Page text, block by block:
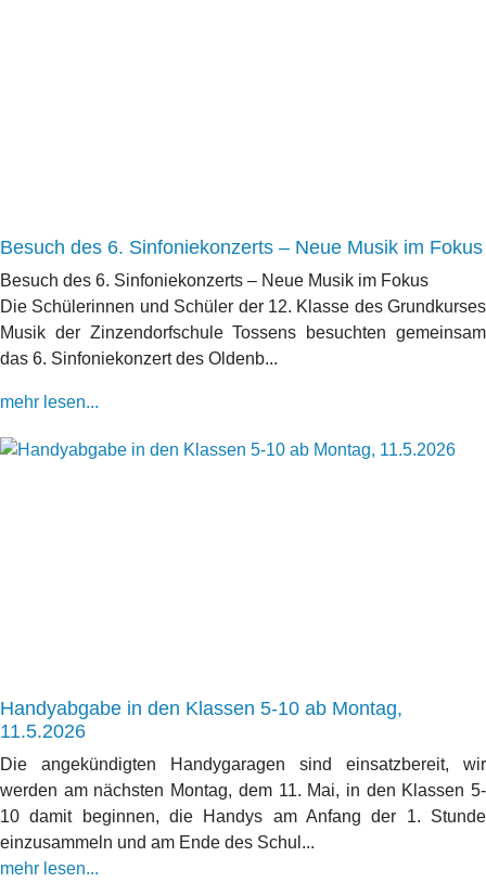
Besuch des 6. Sinfoniekonzerts – Neue Musik im Fokus
Besuch des 6. Sinfoniekonzerts – Neue Musik im Fokus
Die Schülerinnen und Schüler der 12. Klasse des Grundkurses
Musik der Zinzendorfschule Tossens besuchten gemeinsam
das 6. Sinfoniekonzert des Oldenb...
mehr lesen...
Handyabgabe in den Klassen 5-10 ab Montag,
11.5.2026
Die angekündigten Handygaragen sind einsatzbereit, wir
werden am nächsten Montag, dem 11. Mai, in den Klassen 5-
10 damit beginnen, die Handys am Anfang der 1. Stunde
einzusammeln und am Ende des Schul...
mehr lesen...